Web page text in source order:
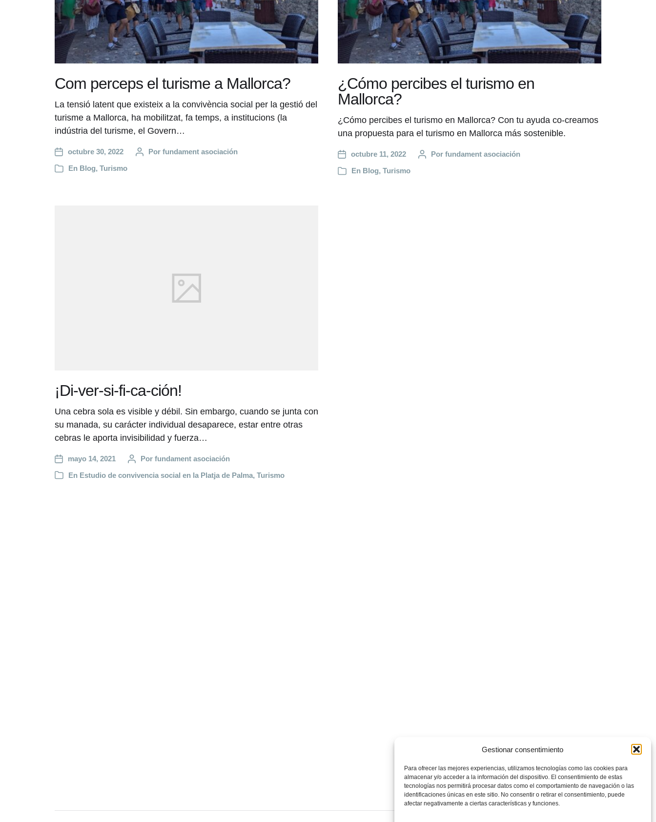
Gestionar consentimiento
Para ofrecer las mejores experiencias, utilizamos tecnologías como las cookies para
almacenar y/o acceder a la información del dispositivo. El consentimiento de estas
tecnologías nos permitirá procesar datos como el comportamiento de navegación o las
identificaciones únicas en este sitio. No consentir o retirar el consentimiento, puede
afectar negativamente a ciertas características y funciones.
Com perceps el turisme a Mallorca?
La tensió latent que existeix a la convivència social per la gestió del
turisme a Mallorca, ha mobilitzat, fa temps, a institucions (la
indústria del turisme, el Govern…
octubre 30, 2022 Por fundament asociación
En Blog, Turismo
¿Cómo percibes el turismo en
Mallorca?
¿Cómo percibes el turismo en Mallorca? Con tu ayuda co-creamos
una propuesta para el turismo en Mallorca más sostenible.
octubre 11, 2022 Por fundament asociación
En Blog, Turismo
¡Di-ver-si-fi-ca-ción!
Una cebra sola es visible y débil. Sin embargo, cuando se junta con
su manada, su carácter individual desaparece, estar entre otras
cebras le aporta invisibilidad y fuerza…
mayo 14, 2021 Por fundament asociación
En Estudio de convivencia social en la Platja de Palma, Turismo